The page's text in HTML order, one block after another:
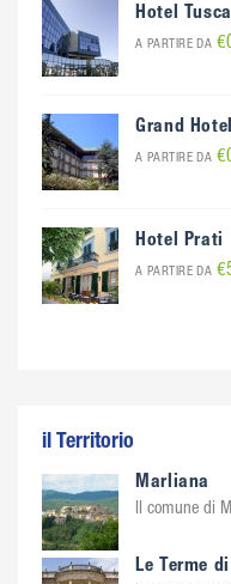
Hotel
A PARTIRE DA
Grand
A PARTIRE DA
Hotel Prati
A PARTIRE DA
il Territorio
Marliana
Il comune di
Le Terme